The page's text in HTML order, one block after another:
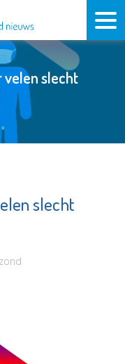
velen slecht
slecht